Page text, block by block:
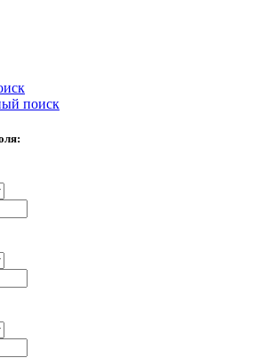
поиск